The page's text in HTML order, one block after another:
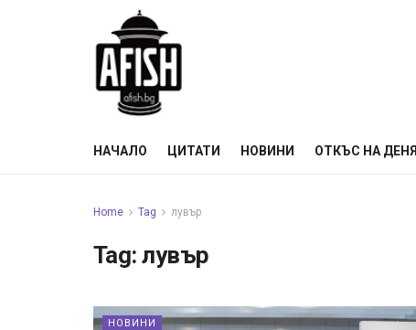
НАЧАЛО ЦИТАТИ НОВИНИ ОТКЪС НА ДЕНЯ
Home Tag лувър
Tag:лувър
НОВИНИ